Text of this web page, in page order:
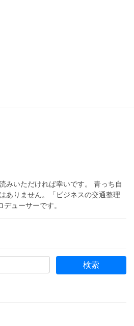
みいただければ幸いです。 青っち自
ありません。「ビジネスの交通整理
ューサーです。